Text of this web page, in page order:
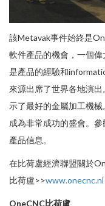
該Metavak事件始終是
軟件產品的機會，一個
是產品的經驗和
來源出席了世界各地演
示了最好的金屬加工機
成為非常成功的盛會。
產品信息。
在比荷盧經濟聯盟關於
比荷盧>>www.onecnc.nl
OneCNC比荷盧